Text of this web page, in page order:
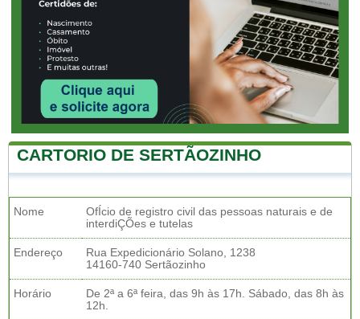
CARTORIO DE SERTÃOZINHO
Nome
OfÍcio de registro civil das pessoas naturais e de
interdiÇÕes e tutelas
Endereço
Rua Expedicionário Solano, 1238
14160-740 Sertãozinho
Horário
De 2ª a 6ª feira, das 9h às 17h. Sábado, das 8h às
12h.